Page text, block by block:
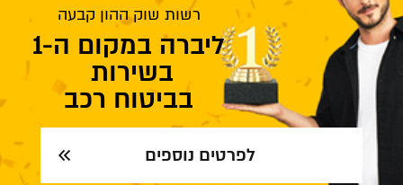
רשות שוק ההון קבעה
ליברה במקום ה-1
בשירות
בביטוח רכב
לפרטים נוספים